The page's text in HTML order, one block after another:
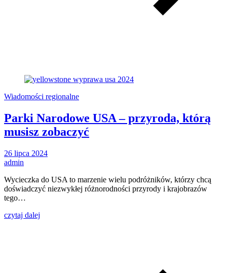
Wiadomości regionalne
Parki Narodowe USA – przyroda, którą
musisz zobaczyć
26 lipca 2024
admin
Wycieczka do USA to marzenie wielu podróżników, którzy chcą
doświadczyć niezwykłej różnorodności przyrody i krajobrazów
tego…
czytaj dalej